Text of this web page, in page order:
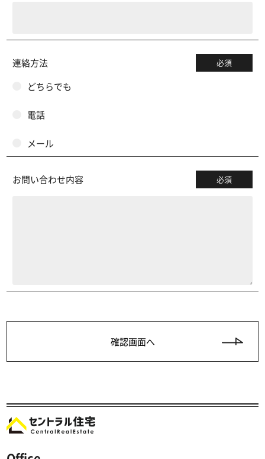
連絡方法 必須
どちらでも
電話
メール
お問い合わせ内容 必須